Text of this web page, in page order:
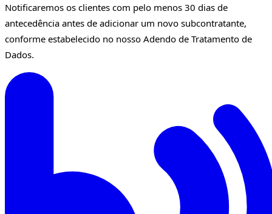
Notificaremos os clientes com pelo menos 30 dias de
antecedência antes de adicionar um novo subcontratante,
conforme estabelecido no nosso Adendo de Tratamento de
Dados.